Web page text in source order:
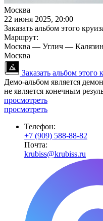
Москва
22 июня 2025, 20:00
Заказать альбом этого
Маршрут:
Москва — Углич —
Москва
Заказать альбом этого
Демо-альбом является
не является конечным
просмотреть
просмотреть
Телефон:
+7 (909) 588-88-82
Почта:
krubiss@krubiss.ru